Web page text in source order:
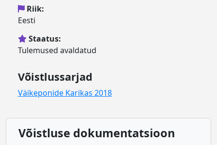
Riik:
Eesti
Staatus:
Tulemused avaldatud
Võistlussarjad
Väikeponide Karikas 2018
Võistluse dokumentatsioon